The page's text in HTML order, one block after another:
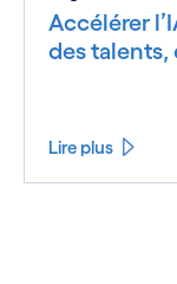
Accélérer
des talents,
Lire plus